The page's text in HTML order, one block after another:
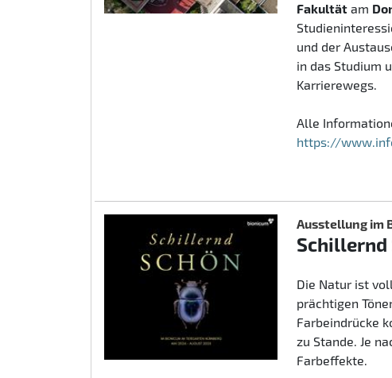
Fakultät am
und der
in das Studium
Karrierewegs.
Alle
https://
Ausstellung im
Schillernd
Die Natur ist
prächtigen
Farbeindrücke
zu Stande. Je
Farbeffekte.